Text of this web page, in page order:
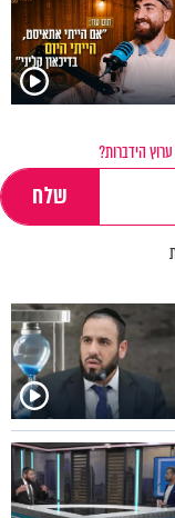
הידברות?